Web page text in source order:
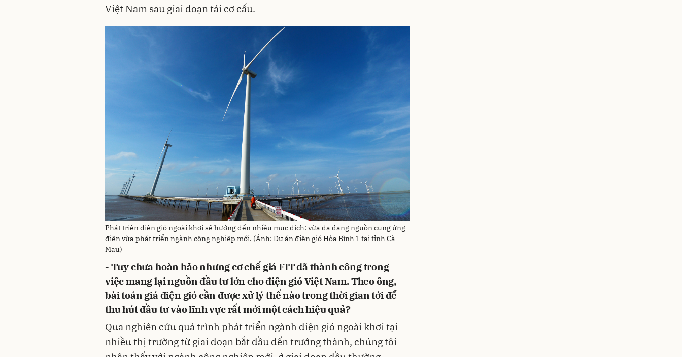
Việt Nam sau giai đoạn tái cơ cấu.
Phát triển điện gió ngoài khơi sẽ hướng đến nhiều mục đích: vừa đa dạng nguồn cung ứng
điện vừa phát triển ngành công nghiệp mới. (Ảnh: Dự án điện gió Hòa Bình 1 tại tỉnh Cà
Mau)
- Tuy chưa hoàn hảo nhưng cơ chế giá FIT đã thành công trong
việc mang lại nguồn đầu tư lớn cho điện gió Việt Nam. Theo ông,
bài toán giá điện gió cần được xử lý thế nào trong thời gian tới để
thu hút đầu tư vào lĩnh vực rất mới một cách hiệu quả?
Qua nghiên cứu quá trình phát triển ngành điện gió ngoài khơi tại
nhiều thị trường từ giai đoạn bắt đầu đến trưởng thành, chúng tôi